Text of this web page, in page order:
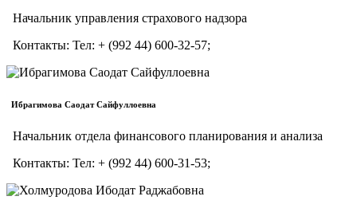
Начальник управления страхового надзора
Контакты: Тел: + (992 44) 600-32-57;
Ибрагимова Саодат Сайфуллоевна
Начальник отдела финансового планирования и анализа
Контакты: Тел: + (992 44) 600-31-53;